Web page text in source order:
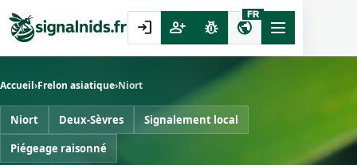
login person_add pest_control public
FR
Accueil›Frelon asiatique›Niort
Niort Deux-Sèvres
Signalement local
Piégeage raisonné